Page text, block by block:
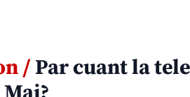
/Par cuant la